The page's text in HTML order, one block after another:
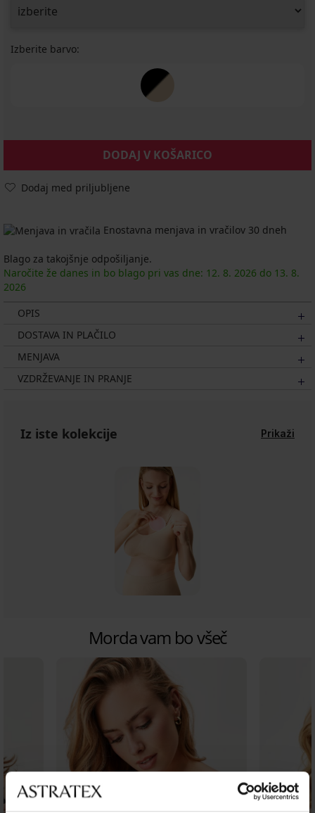
Izberite barvo:
DODAJ V KOŠARICO
Dodaj med priljubljene
Enostavna menjava in vračilov 30 dneh
Blago za takojšnje odpošiljanje.
Naročite že danes in bo blago pri vas dne: 12. 8. 2026 do 13. 8.
2026
OPIS
DOSTAVA IN PLAČILO
MENJAVA
VZDRŽEVANJE IN PRANJE
Iz iste kolekcije Prikaži
Morda vam bo všeč